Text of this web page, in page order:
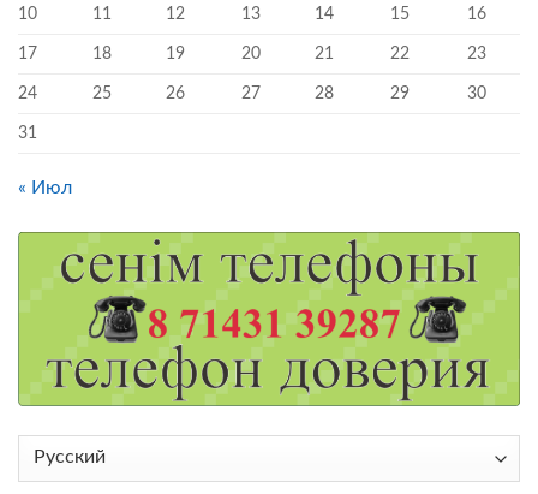
10 11 12 13 14 15 16
17 18 19 20 21 22 23
24 25 26 27 28 29 30
31
« Июл
Выбрать